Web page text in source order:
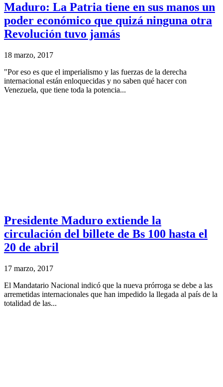
Maduro: La Patria tiene en sus manos un
poder económico que quizá ninguna otra
Revolución tuvo jamás
18 marzo, 2017
"Por eso es que el imperialismo y las fuerzas de la derecha
internacional están enloquecidas y no saben qué hacer con
Venezuela, que tiene toda la potencia...
Presidente Maduro extiende la
circulación del billete de Bs 100 hasta el
20 de abril
17 marzo, 2017
El Mandatario Nacional indicó que la nueva prórroga se debe a las
arremetidas internacionales que han impedido la llegada al país de la
totalidad de las...